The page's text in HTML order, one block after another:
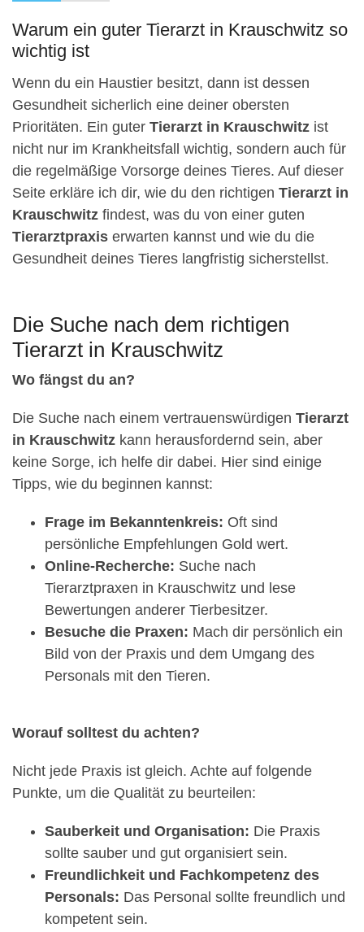
Warum ein guter Tierarzt in Krauschwitz so
wichtig ist
Wenn du ein Haustier besitzt, dann ist dessen
Gesundheit sicherlich eine deiner obersten
Prioritäten. Ein guter Tierarzt in Krauschwitz ist
nicht nur im Krankheitsfall wichtig, sondern auch für
die regelmäßige Vorsorge deines Tieres. Auf dieser
Seite erkläre ich dir, wie du den richtigen Tierarzt in
Krauschwitz findest, was du von einer guten
Tierarztpraxis erwarten kannst und wie du die
Gesundheit deines Tieres langfristig sicherstellst.
Die Suche nach dem richtigen
Tierarzt in Krauschwitz
Wo fängst du an?
Die Suche nach einem vertrauenswürdigen Tierarzt
in Krauschwitz kann herausfordernd sein, aber
keine Sorge, ich helfe dir dabei. Hier sind einige
Tipps, wie du beginnen kannst:
Frage im Bekanntenkreis: Oft sind
persönliche Empfehlungen Gold wert.
Online-Recherche: Suche nach
Tierarztpraxen in Krauschwitz und lese
Bewertungen anderer Tierbesitzer.
Besuche die Praxen: Mach dir persönlich ein
Bild von der Praxis und dem Umgang des
Personals mit den Tieren.
Worauf solltest du achten?
Nicht jede Praxis ist gleich. Achte auf folgende
Punkte, um die Qualität zu beurteilen:
Sauberkeit und Organisation: Die Praxis
sollte sauber und gut organisiert sein.
Freundlichkeit und Fachkompetenz des
Personals: Das Personal sollte freundlich und
kompetent sein.